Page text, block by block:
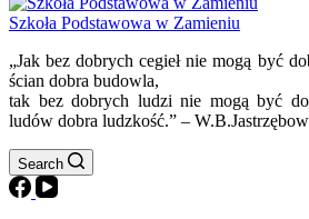
Szkoła Podstawowa w Zamieniu
„Jak bez dobrych cegieł nie mogą być
ścian dobra budowla,
tak bez dobrych ludzi nie mogą być
ludów dobra ludzkość.” –
Search